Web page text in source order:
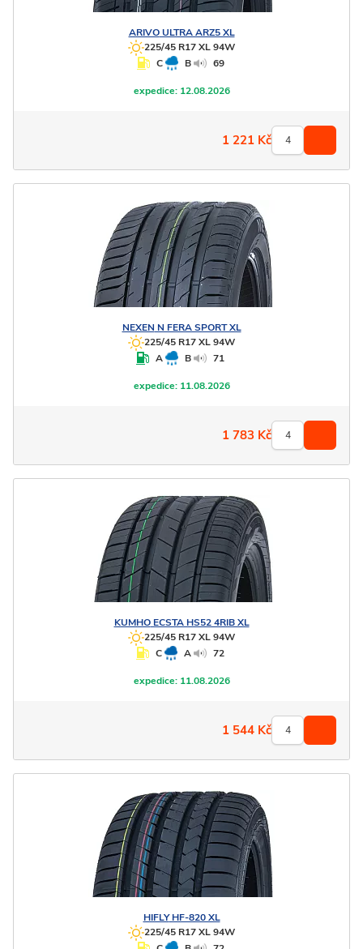
ARIVOULTRA ARZ5 XL
225/45 R17 XL 94W
C
B 69
expedice:12.08.2026
1 221 Kč
NEXEN N FERA SPORT XL
225/45 R17 XL 94W
A
B 71
expedice:11.08.2026
1 783 Kč
KUMHOECSTA HS52 4RIB XL
225/45 R17 XL 94W
C
A 72
expedice:11.08.2026
1 544 Kč
HIFLYHF-820 XL
225/45 R17 XL 94W